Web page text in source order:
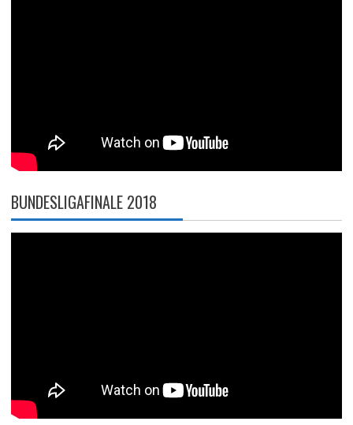
BUNDESLIGAFINALE 2018